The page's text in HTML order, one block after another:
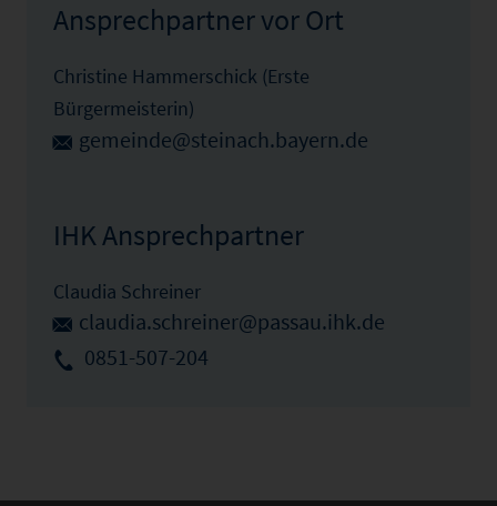
Ansprechpartner vor Ort
Christine Hammerschick (Erste
Bürgermeisterin)
gemeinde@steinach.bayern.de
IHK Ansprechpartner
Claudia Schreiner
claudia.schreiner@passau.ihk.de
0851-507-204